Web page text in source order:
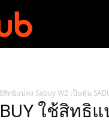
สิทธิแปลง Sabuy W2 เป็นหุ้น
ใช้สิทธิ